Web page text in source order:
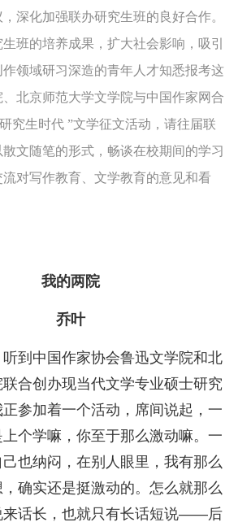
深化加强联办研究生班的良好合作。
班的培养成果，扩大社会影响，吸引
领域研习深造的青年人才知悉报考这
北京师范大学文学院与中国作家网合
究生时代 ”文学征文活动，请往届联
文随笔的形式，畅谈在校期间的学习
对写作教育、文学教育的意见和看
我的两院
乔叶
到中国作家协会鲁迅文学院和北
合创办现当代文学专业硕士研究
参加着一个活动，席间说起，一
个学嘛，你至于那么激动嘛。一
也纳闷，在别人眼里，我有那么
确实还是挺激动的。怎么就那么
来话长，也就只有长话短说——后